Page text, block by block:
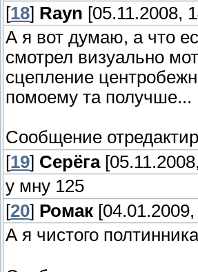
[18] Rayn [05.11.2008,
А я вот думаю, а что
смотрел визуально
сцепление
помоему та получше...
Сообщение
[19] Серёга
у мну 125
[20] Ромак
А я чистого